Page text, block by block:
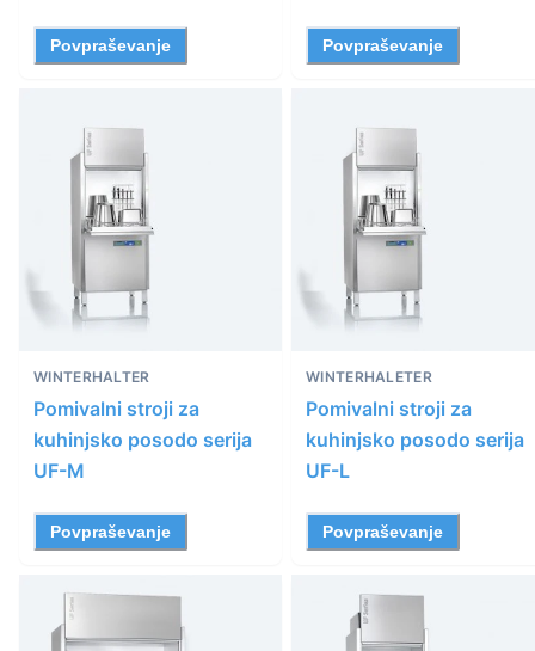
Povpraševanje Povpraševanje
WINTERHALTER
Pomivalni stroji za
kuhinjsko posodo serija
UF-M
Povpraševanje
WINTERHALETER
Pomivalni stroji za
kuhinjsko posodo serija
UF-L
Povpraševanje